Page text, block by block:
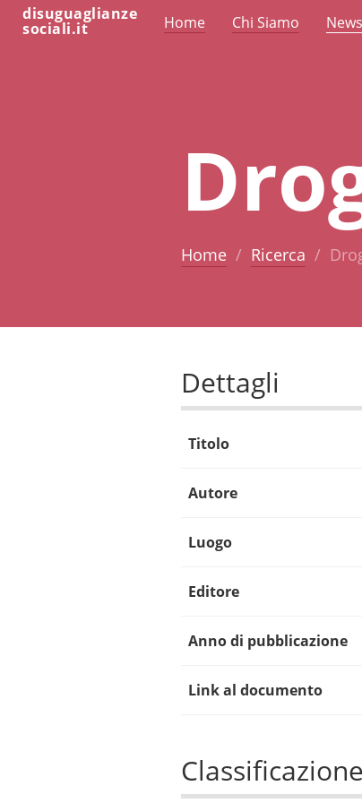
disuguaglianze
sociali.it Home Chi Siamo
Home Ricerca
Dettagli
Titolo
Autore
Luogo
Editore
Anno di pubblicazione
Link al documento
Classificazione